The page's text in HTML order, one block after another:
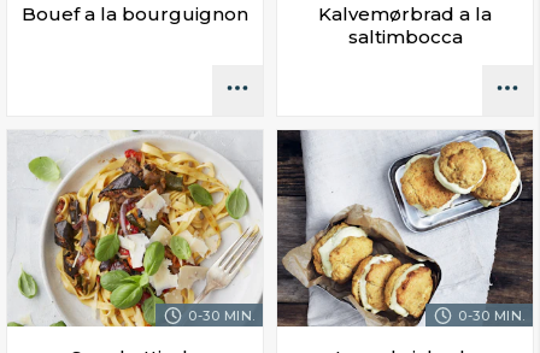
Bouef a la bourguignon
Kalvemørbrad a la
saltimbocca
0-30 MIN. 0-30 MIN.